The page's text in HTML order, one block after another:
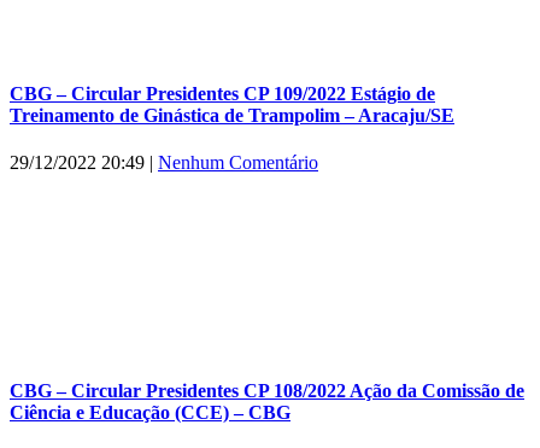
CBG – Circular Presidentes CP 109/2022 Estágio de
Treinamento de Ginástica de Trampolim – Aracaju/SE
29/12/2022 20:49 | Nenhum Comentário
CBG – Circular Presidentes CP 108/2022 Ação da Comissão de
Ciência e Educação (CCE) – CBG